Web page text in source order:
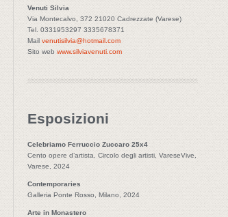
Venuti Silvia
Via Montecalvo, 372 21020 Cadrezzate (Varese)
Tel. 0331953297 3335678371
Mail venutisilvia@hotmail.com
Sito web www.silviavenuti.com
Esposizioni
Celebriamo Ferruccio Zuccaro 25x4
Cento opere d’artista, Circolo degli artisti, VareseVive,
Varese, 2024
Contemporaries
Galleria Ponte Rosso, Milano, 2024
Arte in Monastero